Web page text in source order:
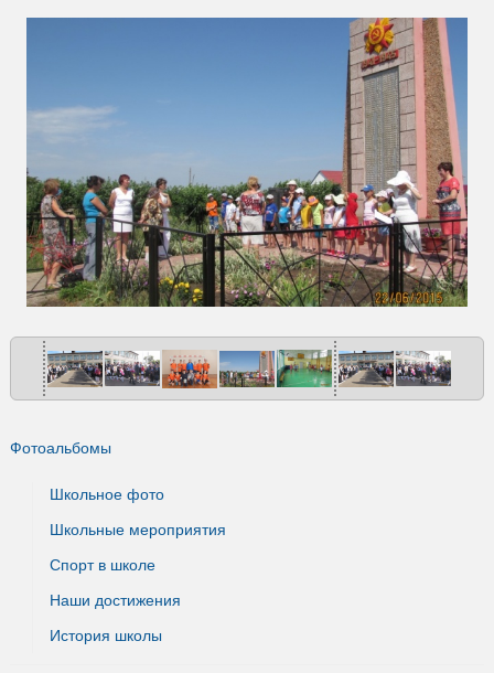
Фотоальбомы
Школьное фото
Школьные мероприятия
Спорт в школе
Наши достижения
История школы